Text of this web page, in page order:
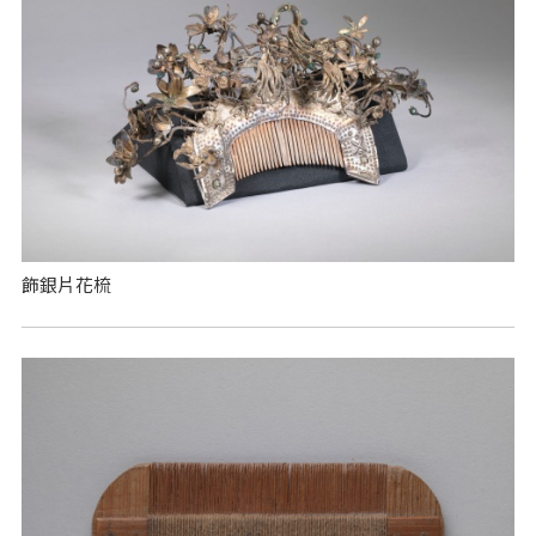
飾銀片花梳